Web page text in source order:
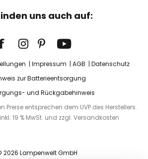
uns auch auf:
Impressum AGB
Datenschutz
zur Batterieentsorgung
und Rückgabehinweis
Preise entsprechen dem UVP des Herstellers.
19 % MwSt. und zzgl. Versandkosten
2026 Lampenwelt GmbH